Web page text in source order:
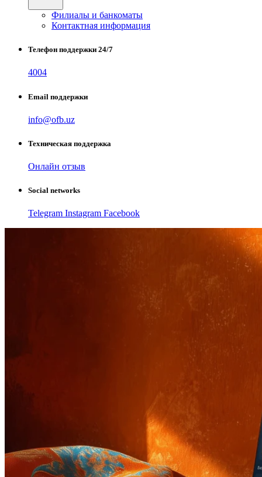
Филиалы и банкоматы
Контактная информация
Телефон поддержки 24/7
4004
Email поддержки
info@ofb.uz
Техническая поддержка
Онлайн отзыв
Social networks
Telegram Instagram Facebook